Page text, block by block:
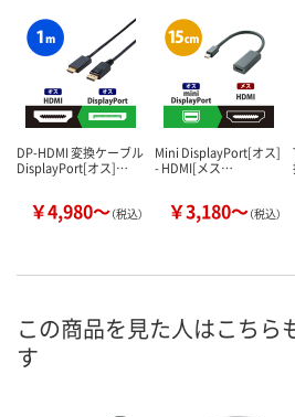
DP-HDMI 変換ケーブル
DisplayPort[オス]…
￥4,980～（税込）
Mini DisplayPort[オス]
- HDMI[メス…
￥3,180～（税込）
この商品を見た人はこちら
す